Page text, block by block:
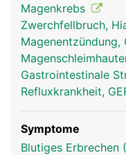
Magenkrebs
Zwerchfellbruch,
Magenentzündung,
Gastrointestinale
Refluxkrankheit,
Symptome
Blutiges Erbrechen